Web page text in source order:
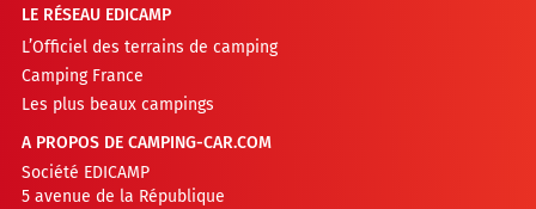
LE RÉSEAU EDICAMP
L’Officiel des terrains de camping
Camping France
Les plus beaux campings
A PROPOS DE CAMPING-CAR.COM
Société EDICAMP
5 avenue de la République